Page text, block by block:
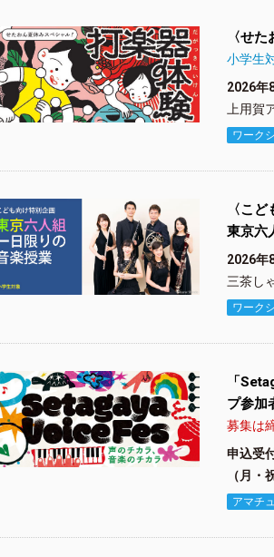
〈せ
小学生
2026
上用賀
ワーク
〈こ
東京六
2026年
三茶し
ワーク
「
プ参加
募集は
申込受
（月・
アマチ